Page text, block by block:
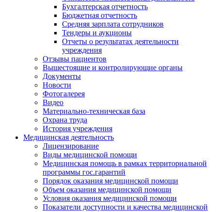
Бухгалтерская отчетность
Бюджетная отчетность
Средняя зарплата сотрудников
Тендеры и аукционы
Отчеты о результатах деятельности
учреждения
Отзывы пациентов
Вышестоящие и контролирующие органы
Документы
Новости
Фотогалерея
Видео
Материально-техническая база
Охрана труда
История учреждения
Медицинская деятельность
Лицензирование
Виды медицинской помощи
Медицинская помощь в рамках территориальной
программы гос.гарантий
Порядок оказания медицинской помощи
Объем оказания медицинской помощи
Условия оказания медицинской помощи
Показатели доступности и качества медицинской